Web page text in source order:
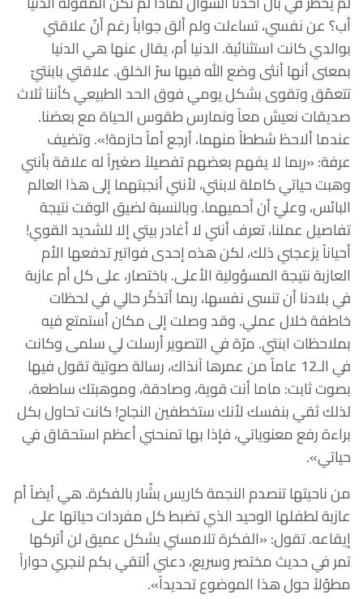
أب؟ عن نفسي، تساءلت ولم ألق جواباً رغم أنّ علاقتي
بوالدي كانت استثنائية. الدنيا أم، يقال عنها هي الدنيا
بمعنى أنها أنثى وضع الله فيها سرّ الخلق. علاقتي بابنتيّ
تتعمّق وتقوى بشكل يومي فوق الحد الطبيعي كأننا ثلاث
صديقات نعيش معاً ونمارس طقوس الحياة مع بعضنا.
عندما ألاحظ شططاً منهما، أرجع أماً حازمة!». وتضيف
عرفة: «ربما لا يفهم بعضهم تفصيلاً صغيراً له علاقة بأنني
وهبت حياتي كاملة لابنتي، لأنني أنجبتهما إلى هذا العالم
البائس، وعليّ أن أحميهما. وبالنسبة لضيق الوقت نتيجة
تفاصيل عملنا، تعرف أنني لا أغادر بيتي إلا للشديد القوي!
أحياناً يزعجني ذلك، لكن هذه إحدى فواتير تدفعها الأم
العازبة نتيجة المسؤولية الأعلى. باختصار، على كل أم عازبة
في بلادنا أن تنسى نفسها، ربما أتذكّر حالي في لحظات
خاطفة خلال عملي. وقد وصلت إلى مكان أستمتع فيه
بملاحظات ابنتي. مرّة في التصوير أرسلت لي سلمى وكانت
في الـ12 عاماً من عمرها آنذاك، رسالة صوتية تقول فيها
بصوت ثابت: ماما أنت قوية، وصادقة، وموهبتك ساطعة،
لذلك ثقي بنفسك لأنك ستخطفين النجاح! كانت تحاول بكل
براءة رفع معنوياتي، فإذا بها تمنحني أعظم استحقاق في
حياتي».
من ناحيتها تنصدم النجمة كاريس بشّار بالفكرة. هي أيضاً أم
عازبة لطفلها الوحيد الذي تضبط كل مفردات حياتها على
إيقاعه. تقول: «الفكرة تلامسني بشكل عميق لن أتركها
تمر في حديث مختصر وسريع، دعني ألتقي بكم لنجري حواراً
مطوّلاً حول هذا الموضوع تحديداً».